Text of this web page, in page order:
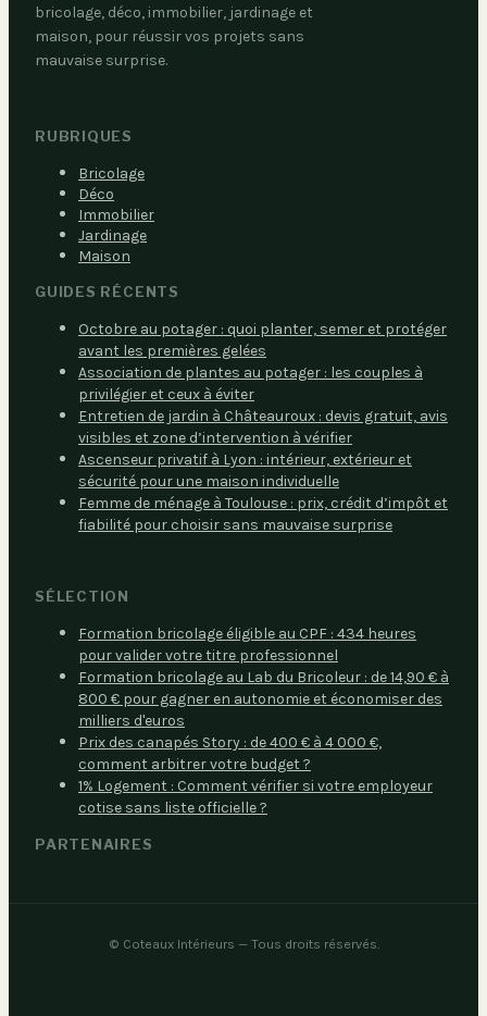
bricolage, déco, immobilier, jardinage et
maison, pour réussir vos projets sans
mauvaise surprise.
RUBRIQUES
Bricolage
Déco
Immobilier
Jardinage
Maison
GUIDES RÉCENTS
Octobre au potager : quoi planter, semer et protéger
avant les premières gelées
Association de plantes au potager : les couples à
privilégier et ceux à éviter
Entretien de jardin à Châteauroux : devis gratuit, avis
visibles et zone d’intervention à vérifier
Ascenseur privatif à Lyon : intérieur, extérieur et
sécurité pour une maison individuelle
Femme de ménage à Toulouse : prix, crédit d’impôt et
fiabilité pour choisir sans mauvaise surprise
SÉLECTION
Formation bricolage éligible au CPF : 434 heures
pour valider votre titre professionnel
Formation bricolage au Lab du Bricoleur : de 14,90 € à
800 € pour gagner en autonomie et économiser des
milliers d'euros
Prix des canapés Story : de 400 € à 4 000 €,
comment arbitrer votre budget ?
1% Logement : Comment vérifier si votre employeur
cotise sans liste officielle ?
PARTENAIRES
© Coteaux Intérieurs — Tous droits réservés.